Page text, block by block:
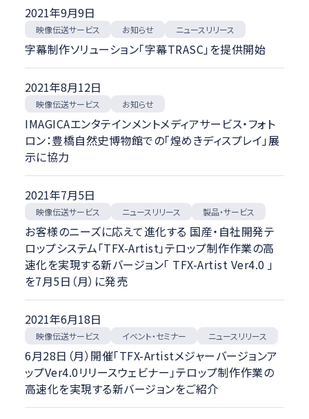
2021年9月9日
映像伝送サービス お知らせ ニュースリリース
字幕制作ソリューション「字幕TRASC」を提供開始
2021年8月12日
映像伝送サービス お知らせ
IMAGICAエンタテインメントメディアサービス・フォト
ロン：豊橋自然史博物館での「煌めきディスプレイ」展
示に協力
2021年7月5日
映像伝送サービス ニュースリリース 製品・サービス
お客様のニーズに応えて進化する 国産・自社開発テ
ロップシステム「TFX-Artist」テロップ制作作業の高
速化を実現する新バージョン「 TFX-Artist Ver4.0 」
を7月5日（月）に発売
2021年6月18日
映像伝送サービス イベント・セミナー ニュースリリース
6月28日（月）開催「TFX-Artistメジャーバージョンア
ップVer4.0リリースウェビナー」テロップ制作作業の
高速化を実現する新バージョンをご紹介